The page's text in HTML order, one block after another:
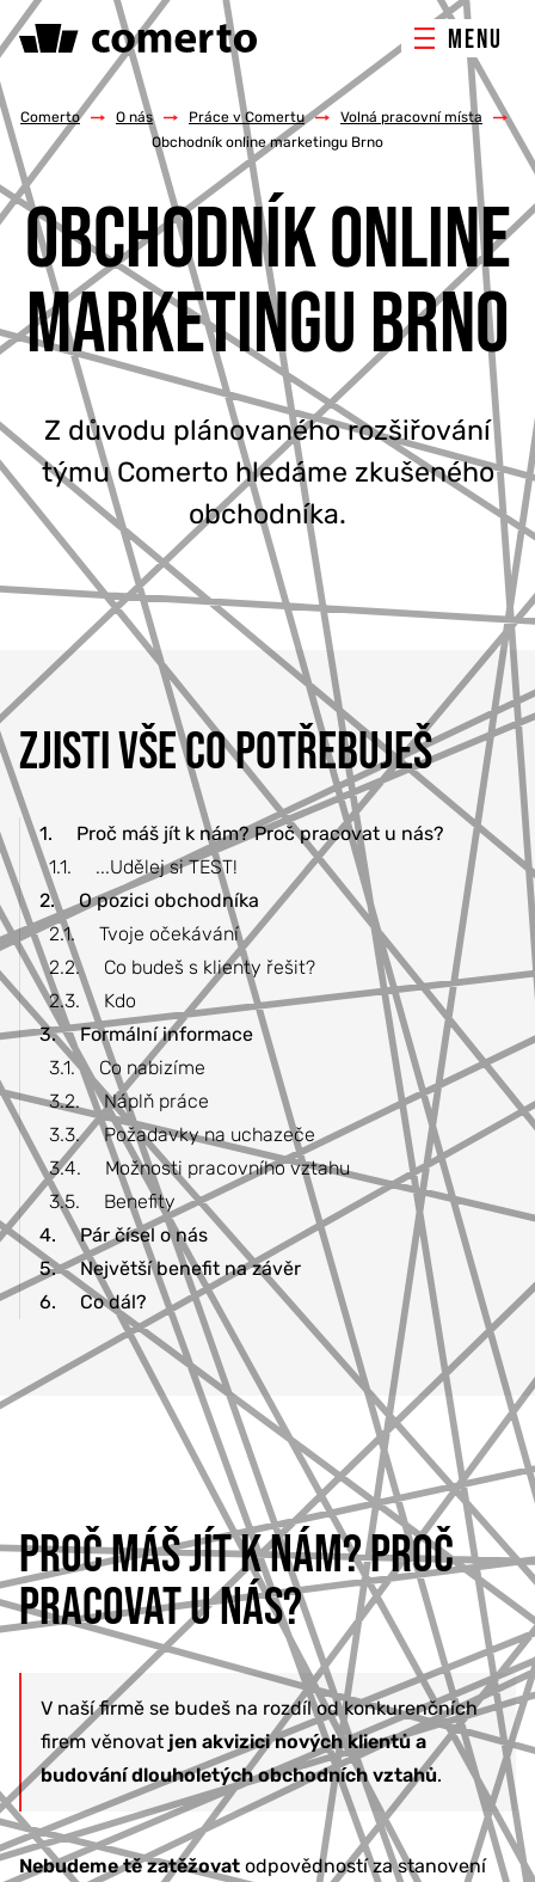
MENU
ONLINE MARKETING
TVORBA WEBU
PORADENSTVÍ & ŠKOLENÍ
REFERENCE
O NÁS
KONTAKTY
777 353 464
Comerto / O nás / Práce v Comertu / Volná pracovní místa
/
Obchodník online marketingu Brno
OBCHODNÍK ONLINE
MARKETINGU BRNO
Z důvodu plánovaného rozšiřování
týmu Comerto hledáme zkušeného
obchodníka.
ZJISTI VŠE CO POTŘEBUJEŠ
1.
Proč máš jít k nám? Proč pracovat u nás?
1.1.
...Udělej si TEST!
2.
O pozici obchodníka
2.1.
Tvoje očekávání
2.2.
Co budeš s klienty řešit?
2.3.
Kdo
3.
Formální informace
3.1.
Co nabizíme
3.2.
Náplň práce
3.3.
Požadavky na uchazeče
3.4.
Možnosti pracovního vztahu
3.5.
Benefity
4.
Pár čísel o nás
5.
Největší benefit na závěr
6.
Co dál?
PROČ MÁŠ JÍT K NÁM? PROČ
PRACOVAT U NÁS?
V naší firmě se budeš na rozdíl od konkurenčních
firem věnovat jen akvizici nových klientů a
budování dlouholetých obchodních vztahů.
Nebudeme tě zatěžovat odpovědností za stanovení